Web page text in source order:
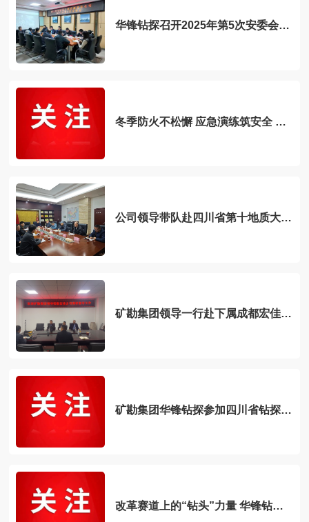
华锋钻探召开2025年第5次安委会会
冬季防火不松懈 应急演练筑安全 华
公司领导带队赴四川省第十地质大队
矿勘集团领导一行赴下属成都宏佳调
矿勘集团华锋钻探参加四川省钻探工
改革赛道上的“钻头”力量 华锋钻探